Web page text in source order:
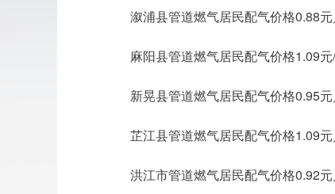
溆浦县管道燃气居民配气价格0.88
麻阳县管道燃气居民配气价格1.09
新晃县管道燃气居民配气价格0.95
芷江县管道燃气居民配气价格1.09
洪江市管道燃气居民配气价格0.92